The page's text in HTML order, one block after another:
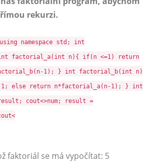
rekurzi.
namespace std; int
factorial_a(int n){ if(n <=1) return
1); } int factorial_b(int n)
else return n*factorial_a(n-1); } int
cout<>num; result =
faktoriál se má vypočítat: 5